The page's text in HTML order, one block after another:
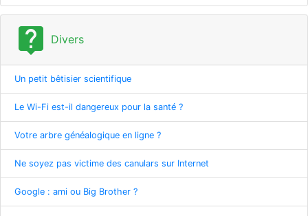
live_help Divers
Un petit bêtisier scientifique
Le Wi-Fi est-il dangereux pour la santé ?
Votre arbre généalogique en ligne ?
Ne soyez pas victime des canulars sur Internet
Google : ami ou Big Brother ?